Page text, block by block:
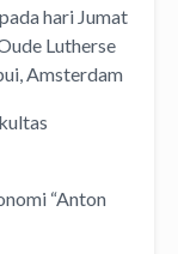
hari Jumat
Lutherse
Amsterdam
“Anton